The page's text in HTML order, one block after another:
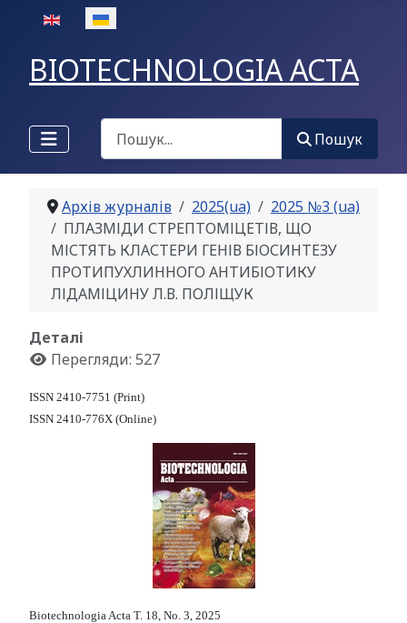
Оберіть свою мову
BIOTECHNOLOGIA ACTA
Пошук
Пошук
Архів журналів 2025(ua)
2025 №3 (ua)
ПЛАЗМІДИ СТРЕПТОМІЦЕТІВ, ЩО
МІСТЯТЬ КЛАСТЕРИ ГЕНІВ БІОСИНТЕЗУ
ПРОТИПУХЛИННОГО АНТИБІОТИКУ
ЛІДАМІЦИНУ Л.В. ПОЛІЩУК
Деталі
Перегляди: 527
ISSN 2410-7751 (Print)
ISSN 2410-776X (Online)
Biotechnologia Acta Т. 18, No. 3, 2025